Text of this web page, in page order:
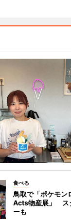
食べる
鳥取で「ポケモン
Acts物産展」 ス
ーも